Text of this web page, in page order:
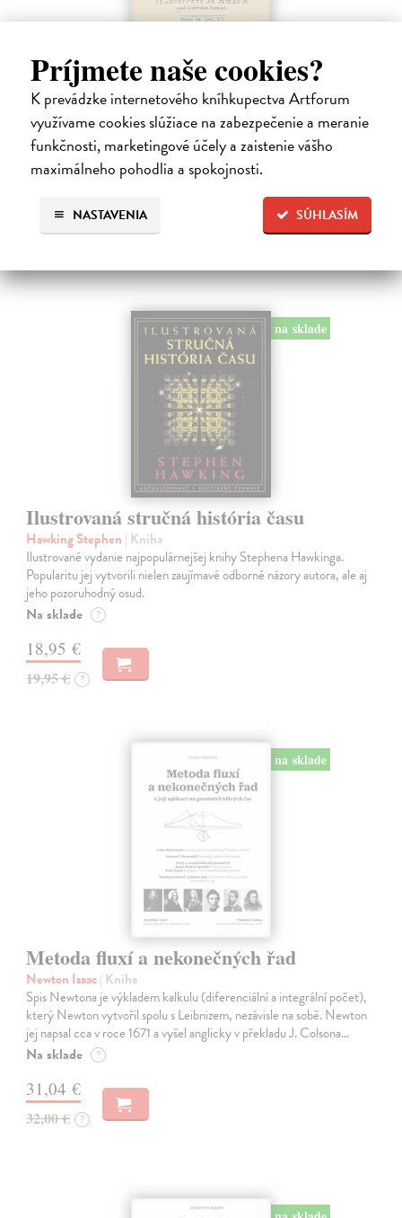
Príjmete naše cookies?
K prevádzke internetového kníhkupectva Artforum
využívame cookies slúžiace na zabezpečenie a meranie
funkčnosti, marketingové účely a zaistenie vášho
maximálneho pohodlia a spokojnosti.
SÚHLASÍM
NASTAVENIA
O šestiúhelné sněhové vločce
Kepler Johannes, Šolcová Alena| Kniha
Konečně máme možnost přečíst si v češtině kouzelné Keplerovo dílko
sepsané v Praze nejspíše roku 1610. Je to jistě hezký dárek, stejně
jako kdysi byl před mnoha staletími tento novoroční pozdrav
autorovu…
Zasielame do 12 dní
4,56 €
4,70 € ?
na sklade
Ilustrovaná stručná história času
Hawking Stephen | Kniha
Ilustrované vydanie najpopulárnejšej knihy Stephena Hawkinga.
Popularitu jej vytvorili nielen zaujímavé odborné názory autora, ale aj
jeho pozoruhodný osud.
Na sklade ?
18,95 €
19,95 € ?
na sklade
Metoda fluxí a nekonečných řad
Newton Isaac| Kniha
Spis Newtona je výkladem kalkulu (diferenciální a integrální počet),
který Newton vytvořil spolu s Leibnizem, nezávisle na sobě. Newton
jej napsal cca v roce 1671 a vyšel anglicky v překladu J. Colsona…
Na sklade ?
31,04 €
32,00 € ?